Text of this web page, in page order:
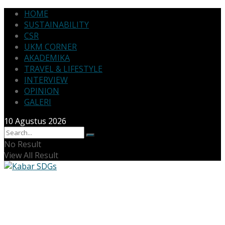
HOME
SUSTAINABILITY
CSR
UKM CORNER
AKADEMIKA
TRAVEL & LIFESTYLE
INTERVIEW
OPINION
GALERI
10 Agustus 2026
No Result
View All Result